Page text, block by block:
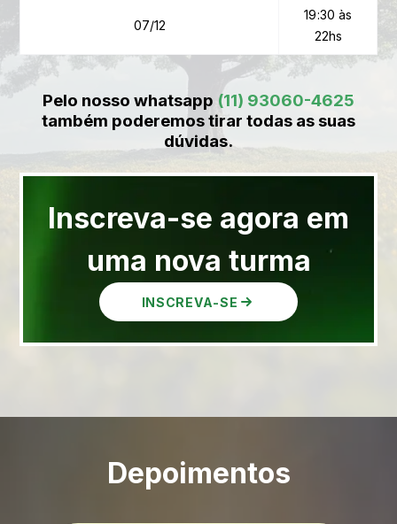
07/12
19:30 às
22hs
Pelo nosso whatsapp (11) 93060-4625
também poderemos tirar todas as suas
dúvidas.
Inscreva-se agora em
uma nova turma
INSCREVA-SE
Depoimentos